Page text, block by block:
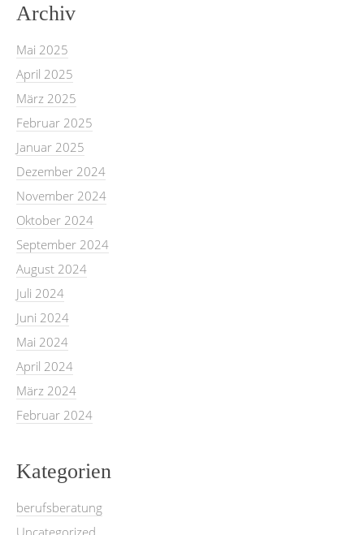
Archiv
Mai 2025
April 2025
März 2025
Februar 2025
Januar 2025
Dezember 2024
November 2024
Oktober 2024
September 2024
August 2024
Juli 2024
Juni 2024
Mai 2024
April 2024
März 2024
Februar 2024
Kategorien
berufsberatung
Uncategorized